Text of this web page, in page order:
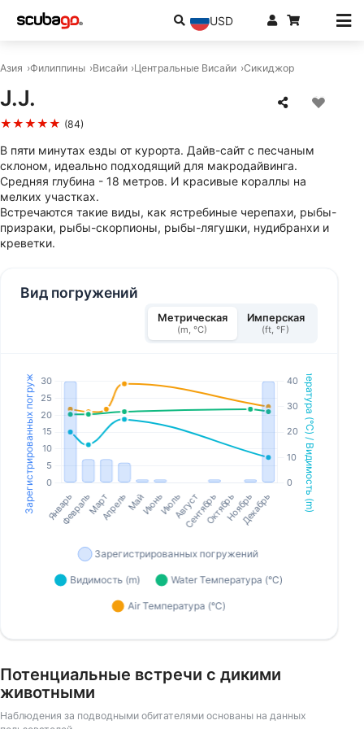
USD
Азия Филиппины Висайи Центральные Висайи Сикиджор
J.J.
★★★★★ (84)
В пяти минутах езды от курорта. Дайв-сайт с песчаным
склоном, идеально подходящий для макродайвинга.
Средняя глубина - 18 метров. И красивые кораллы на
мелких участках.
Встречаются такие виды, как ястребиные черепахи, рыбы-
призраки, рыбы-скорпионы, рыбы-лягушки, нудибранхи и
креветки.
Вид погружений
Метрическая
(m, °C)
Имперская
(ft, °F)
Потенциальные встречи с дикими
животными
Наблюдения за подводными обитателями основаны на данных